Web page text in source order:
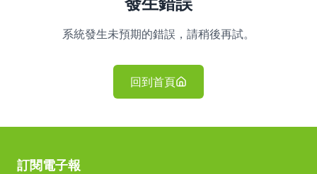
系統發生未預期的錯誤，請稍後再試。
回到首頁
訂閱電子報